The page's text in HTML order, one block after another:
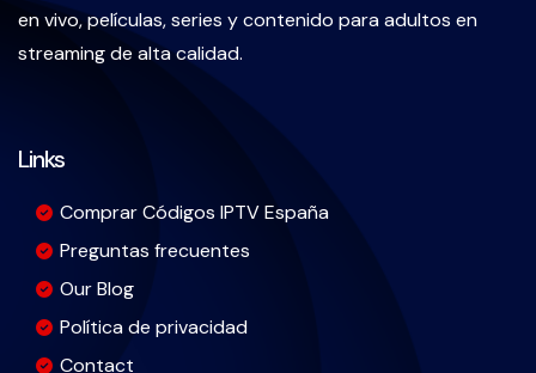
en vivo, películas, series y contenido para adultos en
streaming de alta calidad.
Links
Comprar Códigos IPTV España
Preguntas frecuentes
Our Blog
Política de privacidad
Contact